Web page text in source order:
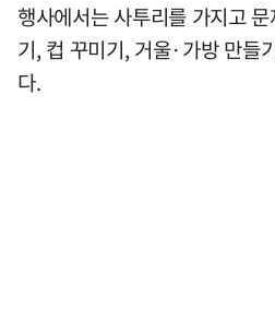
행사에서는 사투리를 가지고
기, 컵 꾸미기, 거울·가방 만들
다.